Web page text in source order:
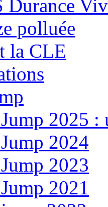
Durance
polluée
la CLE
2025 :
2024
2023
2021